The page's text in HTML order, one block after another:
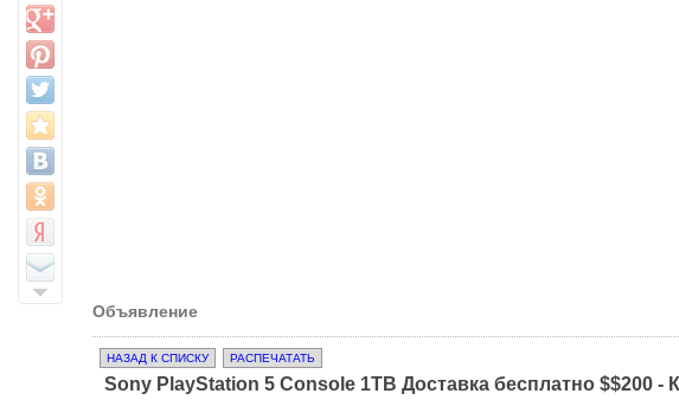
Объявление
НАЗАД К СПИСКУ РАСПЕЧАТАТЬ
Sony PlayStation 5 Console 1TB Доставка бесплатно